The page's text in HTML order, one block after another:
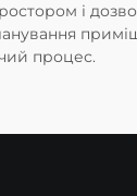
і
процес.